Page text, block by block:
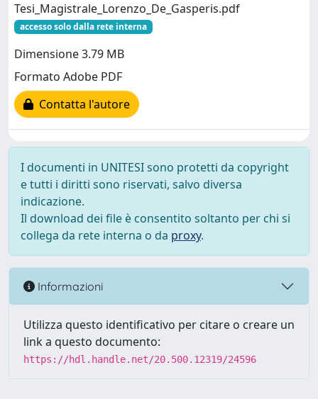
Tesi_Magistrale_Lorenzo_De_Gasperis.pdf
accesso solo dalla rete interna
Dimensione 3.79 MB
Formato Adobe PDF
Contatta l'autore
I documenti in UNITESI sono protetti da copyright
e tutti i diritti sono riservati, salvo diversa
indicazione.
Il download dei file è consentito soltanto per chi si
collega da rete interna o da proxy.
Informazioni
Utilizza questo identificativo per citare o creare un
link a questo documento:
https://hdl.handle.net/20.500.12319/24596